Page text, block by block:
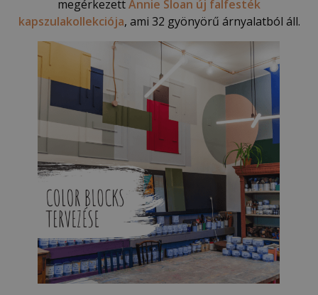
megérkezettAnnie Sloan új falfesték
kapszulakollekciója, ami 32 gyönyörű árnyalatból áll.